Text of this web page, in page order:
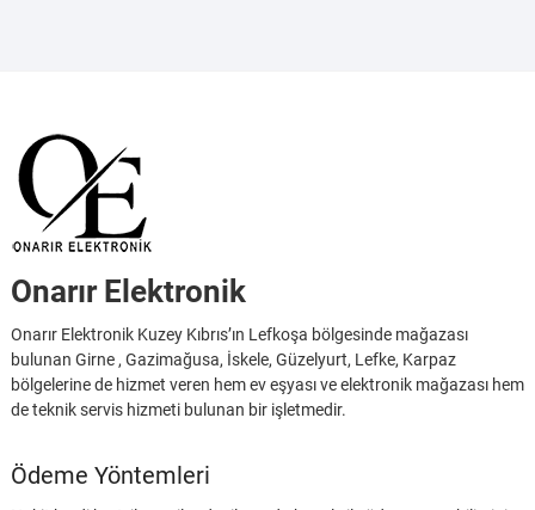
Onarır Elektronik
Onarır Elektronik Kuzey Kıbrıs’ın Lefkoşa bölgesinde mağazası
bulunan Girne , Gazimağusa, İskele, Güzelyurt, Lefke, Karpaz
bölgelerine de hizmet veren hem ev eşyası ve elektronik mağazası hem
de teknik servis hizmeti bulunan bir işletmedir.
Ödeme Yöntemleri